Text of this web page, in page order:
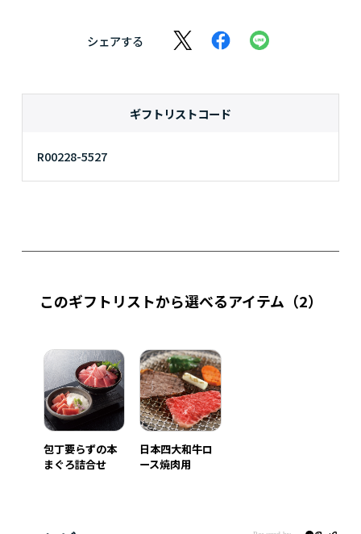
シェアする
ギフトリストコード
R00228-5527
このギフトリストから選べるアイテム （2）
包丁要らずの本
まぐろ詰合せ
日本四大和牛ロ
ース焼肉用